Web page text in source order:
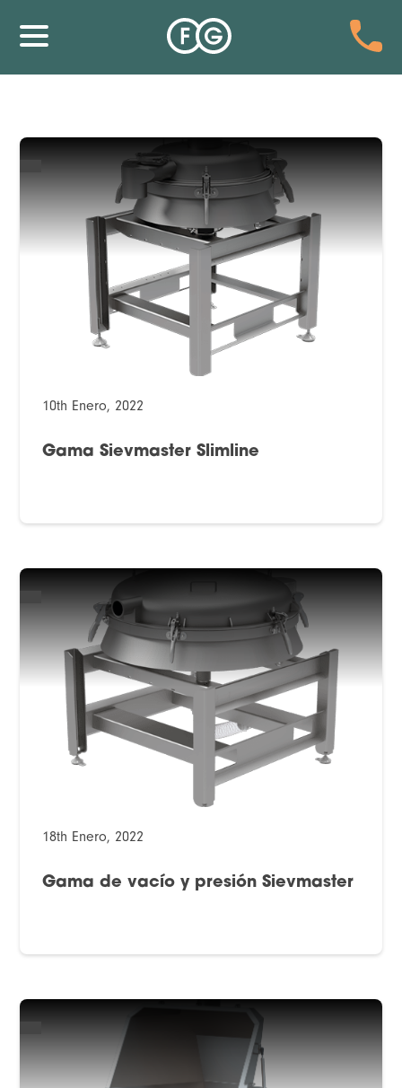
10th Enero, 2022
Gama Sievmaster Slimline
18th Enero, 2022
Gama de vacío y presión Sievmaster